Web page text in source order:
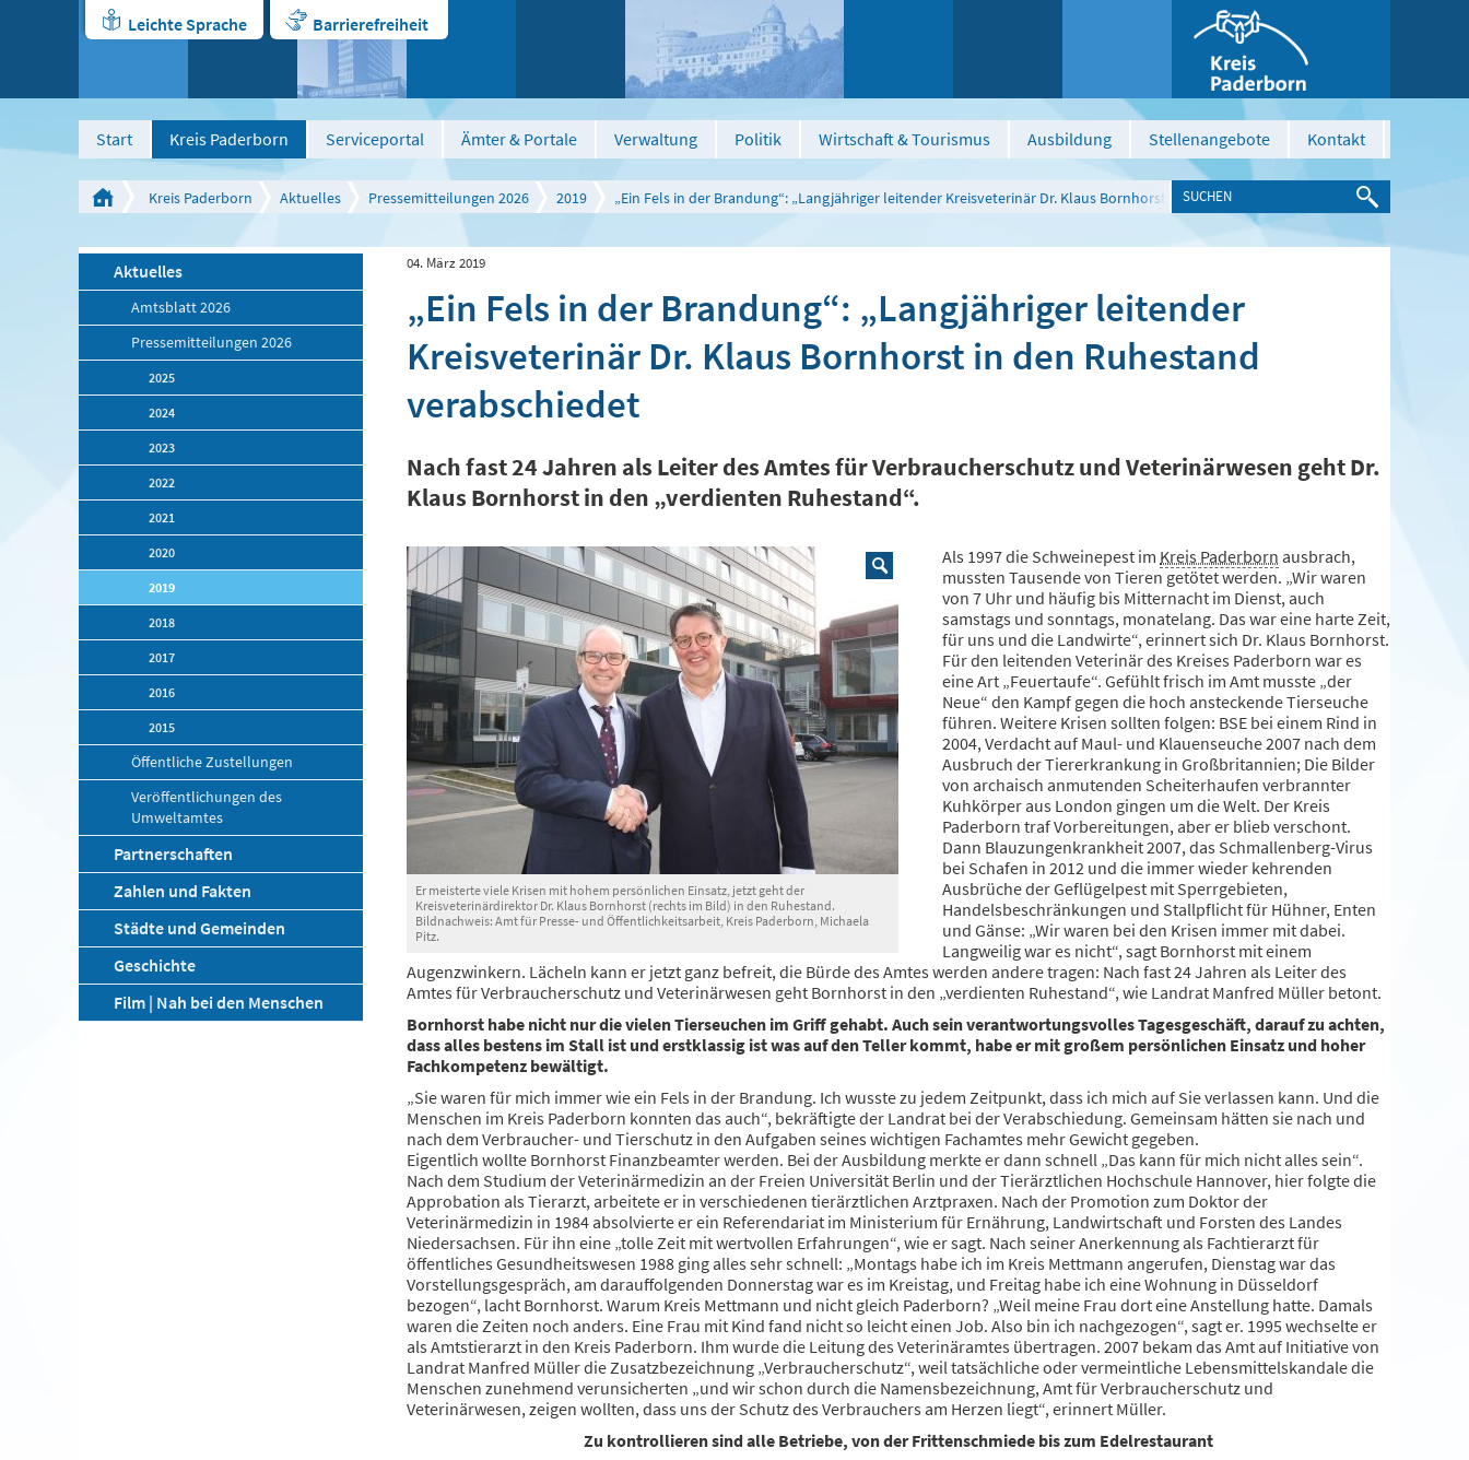
Leichte Sprache Barrierefreiheit
Start Kreis Paderborn Serviceportal Ämter & Portale Verwaltung Politik Wirtschaft & Tourismus Ausbildung Stellenangebote Kontakt
Kreis Paderborn Aktuelles Pressemitteilungen 2026 2019 „Ein Fels in der Brandung“: „Langjähriger leitender Kreisveterinär Dr. Klaus Bornhorst in den Ruhestand verabschiedet
Aktuelles
Amtsblatt 2026
Pressemitteilungen 2026
2025
2024
2023
2022
2021
2020
2019
2018
2017
2016
2015
Öffentliche Zustellungen
Veröffentlichungen des
Umweltamtes
Partnerschaften
Zahlen und Fakten
Städte und Gemeinden
Geschichte
Film | Nah bei den Menschen
04. März 2019
„Ein Fels in der Brandung“: „Langjähriger leitender
Kreisveterinär Dr. Klaus Bornhorst in den Ruhestand
verabschiedet
Nach fast 24 Jahren als Leiter des Amtes für Verbraucherschutz und Veterinärwesen geht Dr.
Klaus Bornhorst in den „verdienten Ruhestand“.
Er meisterte viele Krisen mit hohem persönlichen Einsatz, jetzt geht der
Kreisveterinärdirektor Dr. Klaus Bornhorst (rechts im Bild) in den Ruhestand.
Bildnachweis: Amt für Presse- und Öffentlichkeitsarbeit, Kreis Paderborn, Michaela
Pitz.
Als 1997 die Schweinepest im Kreis Paderborn ausbrach,
mussten Tausende von Tieren getötet werden. „Wir waren
von 7 Uhr und häufig bis Mitternacht im Dienst, auch
samstags und sonntags, monatelang. Das war eine harte Zeit,
für uns und die Landwirte“, erinnert sich Dr. Klaus Bornhorst.
Für den leitenden Veterinär des Kreises Paderborn war es
eine Art „Feuertaufe“. Gefühlt frisch im Amt musste „der
Neue“ den Kampf gegen die hoch ansteckende Tierseuche
führen. Weitere Krisen sollten folgen: BSE bei einem Rind in
2004, Verdacht auf Maul- und Klauenseuche 2007 nach dem
Ausbruch der Tiererkrankung in Großbritannien; Die Bilder
von archaisch anmutenden Scheiterhaufen verbrannter
Kuhkörper aus London gingen um die Welt. Der Kreis
Paderborn traf Vorbereitungen, aber er blieb verschont.
Dann Blauzungenkrankheit 2007, das Schmallenberg-Virus
bei Schafen in 2012 und die immer wieder kehrenden
Ausbrüche der Geflügelpest mit Sperrgebieten,
Handelsbeschränkungen und Stallpflicht für Hühner, Enten
und Gänse: „Wir waren bei den Krisen immer mit dabei.
Langweilig war es nicht“, sagt Bornhorst mit einem
Augenzwinkern. Lächeln kann er jetzt ganz befreit, die Bürde des Amtes werden andere tragen: Nach fast 24 Jahren als Leiter des
Amtes für Verbraucherschutz und Veterinärwesen geht Bornhorst in den „verdienten Ruhestand“, wie Landrat Manfred Müller betont.
Bornhorst habe nicht nur die vielen Tierseuchen im Griff gehabt. Auch sein verantwortungsvolles Tagesgeschäft, darauf zu achten,
dass alles bestens im Stall ist und erstklassig ist was auf den Teller kommt, habe er mit großem persönlichen Einsatz und hoher
Fachkompetenz bewältigt.
„Sie waren für mich immer wie ein Fels in der Brandung. Ich wusste zu jedem Zeitpunkt, dass ich mich auf Sie verlassen kann. Und die
Menschen im Kreis Paderborn konnten das auch“, bekräftigte der Landrat bei der Verabschiedung. Gemeinsam hätten sie nach und
nach dem Verbraucher- und Tierschutz in den Aufgaben seines wichtigen Fachamtes mehr Gewicht gegeben.
Eigentlich wollte Bornhorst Finanzbeamter werden. Bei der Ausbildung merkte er dann schnell „Das kann für mich nicht alles sein“.
Nach dem Studium der Veterinärmedizin an der Freien Universität Berlin und der Tierärztlichen Hochschule Hannover, hier folgte die
Approbation als Tierarzt, arbeitete er in verschiedenen tierärztlichen Arztpraxen. Nach der Promotion zum Doktor der
Veterinärmedizin in 1984 absolvierte er ein Referendariat im Ministerium für Ernährung, Landwirtschaft und Forsten des Landes
Niedersachsen. Für ihn eine „tolle Zeit mit wertvollen Erfahrungen“, wie er sagt. Nach seiner Anerkennung als Fachtierarzt für
öffentliches Gesundheitswesen 1988 ging alles sehr schnell: „Montags habe ich im Kreis Mettmann angerufen, Dienstag war das
Vorstellungsgespräch, am darauffolgenden Donnerstag war es im Kreistag, und Freitag habe ich eine Wohnung in Düsseldorf
bezogen“, lacht Bornhorst. Warum Kreis Mettmann und nicht gleich Paderborn? „Weil meine Frau dort eine Anstellung hatte. Damals
waren die Zeiten noch anders. Eine Frau mit Kind fand nicht so leicht einen Job. Also bin ich nachgezogen“, sagt er. 1995 wechselte er
als Amtstierarzt in den Kreis Paderborn. Ihm wurde die Leitung des Veterinäramtes übertragen. 2007 bekam das Amt auf Initiative von
Landrat Manfred Müller die Zusatzbezeichnung „Verbraucherschutz“, weil tatsächliche oder vermeintliche Lebensmittelskandale die
Menschen zunehmend verunsicherten „und wir schon durch die Namensbezeichnung, Amt für Verbraucherschutz und
Veterinärwesen, zeigen wollten, dass uns der Schutz des Verbrauchers am Herzen liegt“, erinnert Müller.
Zu kontrollieren sind alle Betriebe, von der Frittenschmiede bis zum Edelrestaurant